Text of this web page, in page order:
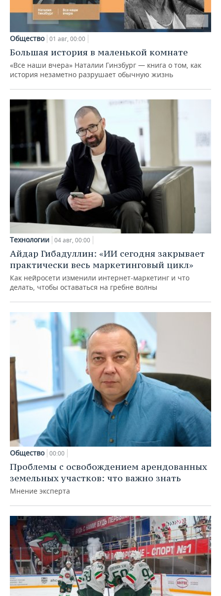
Общество 01 авг, 00:00
Большая история в маленькой комнате
«Все наши вчера» Наталии Гинзбург — книга о том, как
история незаметно разрушает обычную жизнь
Технологии 04 авг, 00:00
Айдар Гибадуллин: «ИИ сегодня закрывает
практически весь маркетинговый цикл»
Как нейросети изменили интернет-маркетинг и что
делать, чтобы оставаться на гребне волны
Общество 00:00
Проблемы с освобождением арендованных
земельных участков: что важно знать
Мнение эксперта